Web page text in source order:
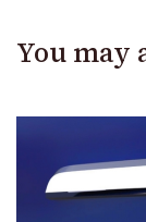
You may